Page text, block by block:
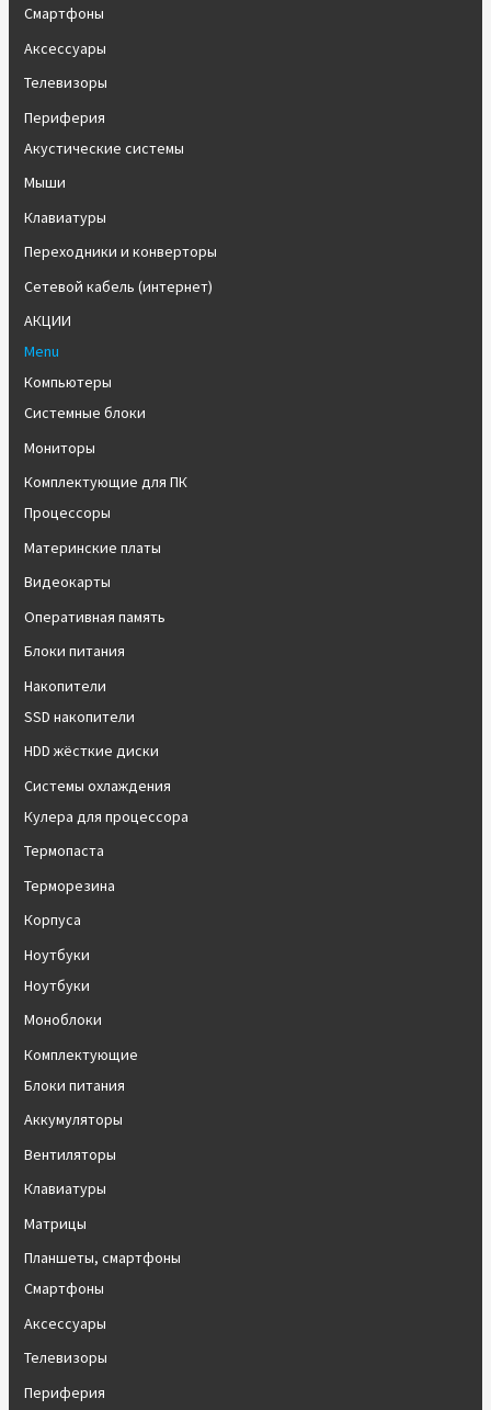
Смартфоны
Аксессуары
Телевизоры
Периферия
Акустические системы
Мыши
Клавиатуры
Переходники и конверторы
Сетевой кабель (интернет)
АКЦИИ
Menu
Компьютеры
Системные блоки
Мониторы
Комплектующие для ПК
Процессоры
Материнские платы
Видеокарты
Оперативная память
Блоки питания
Накопители
SSD накопители
HDD жёсткие диски
Системы охлаждения
Кулера для процессора
Термопаста
Терморезина
Корпуса
Ноутбуки
Ноутбуки
Моноблоки
Комплектующие
Блоки питания
Аккумуляторы
Вентиляторы
Клавиатуры
Матрицы
Планшеты, смартфоны
Смартфоны
Аксессуары
Телевизоры
Периферия